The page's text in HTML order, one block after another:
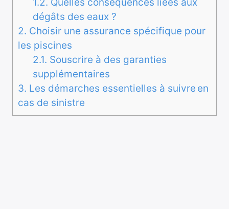
dégâts des eaux ?
2. Choisir une assurance spécifique pour
les piscines
2.1. Souscrire à des garanties
supplémentaires
3. Les démarches essentielles à suivre en
cas de sinistre